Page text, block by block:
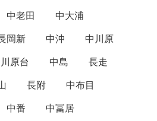
中老田
中大浦
岡新 中沖
中川原
原台 中島
長走
長附
中布目
中番
中冨居